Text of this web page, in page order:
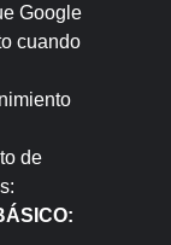
Google
cuando
de